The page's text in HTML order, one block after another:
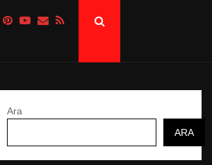
Ara
ARA